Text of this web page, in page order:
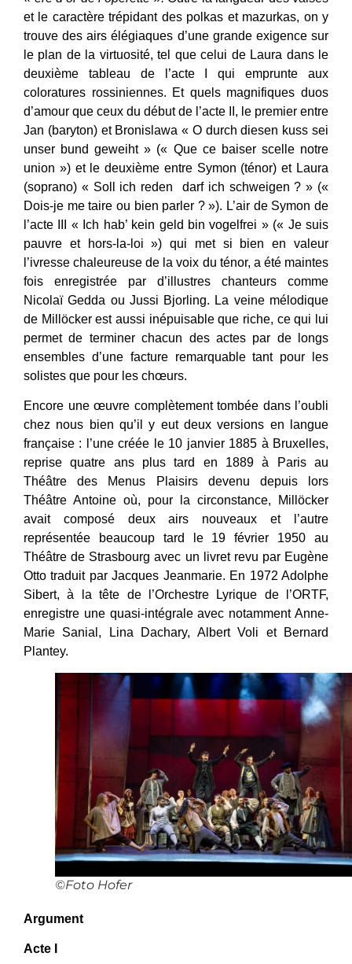
et le caractère trépidant des polkas et mazurkas, on y
trouve des airs élégiaques d’une grande exigence sur
le plan de la virtuosité, tel que celui de Laura dans le
deuxième tableau de l’acte I qui emprunte aux
coloratures rossiniennes. Et quels magnifiques duos
d’amour que ceux du début de l’acte II, le premier entre
Jan (baryton) et Bronislawa « O durch diesen kuss sei
unser bund geweiht » (« Que ce baiser scelle notre
union ») et le deuxième entre Symon (ténor) et Laura
(soprano) « Soll ich reden darf ich schweigen ? » («
Dois-je me taire ou bien parler ? »). L’air de Symon de
l’acte III « Ich hab’ kein geld bin vogelfrei » (« Je suis
pauvre et hors-la-loi ») qui met si bien en valeur
l’ivresse chaleureuse de la voix du ténor, a été maintes
fois enregistrée par d’illustres chanteurs comme
Nicolaï Gedda ou Jussi Bjorling. La veine mélodique
de Millöcker est aussi inépuisable que riche, ce qui lui
permet de terminer chacun des actes par de longs
ensembles d’une facture remarquable tant pour les
solistes que pour les chœurs.
Encore une œuvre complètement tombée dans l’oubli
chez nous bien qu’il y eut deux versions en langue
française : l’une créée le 10 janvier 1885 à Bruxelles,
reprise quatre ans plus tard en 1889 à Paris au
Théâtre des Menus Plaisirs devenu depuis lors
Théâtre Antoine où, pour la circonstance, Millöcker
avait composé deux airs nouveaux et l’autre
représentée beaucoup tard le 19 février 1950 au
Théâtre de Strasbourg avec un livret revu par Eugène
Otto traduit par Jacques Jeanmarie. En 1972 Adolphe
Sibert, à la tête de l’Orchestre Lyrique de l’ORTF,
enregistre une quasi-intégrale avec notamment Anne-
Marie Sanial, Lina Dachary, Albert Voli et Bernard
Plantey.
©Foto Hofer
Argument
Acte I